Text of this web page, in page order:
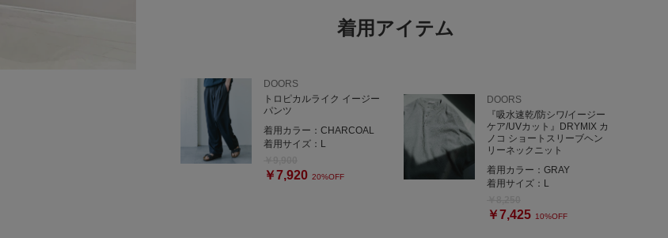
URBANRESEARCH Storeルクア大阪店
ルクア大阪7F
TEL: 06-6151-1327
着用アイテム
DOORS
トロピカルライク イージー
パンツ
着用カラー： CHARCOAL
着用サイズ： L
￥7,920 20%OFF
DOORS
『吸水速乾/防シワ/イージー
ケア/UVカット』DRYMIX カ
ノコ ショートスリーブヘン
リーネックニット
着用カラー： GRAY
着用サイズ： L
￥7,425 10%OFF